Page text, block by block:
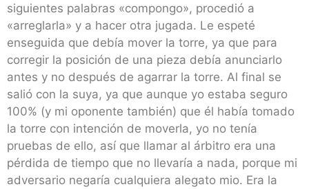
siguientes palabras «compongo», procedió a
«arreglarla» y a hacer otra jugada. Le espeté
enseguida que debía mover la torre, ya que para
corregir la posición de una pieza debía anunciarlo
antes y no después de agarrar la torre. Al final se
salió con la suya, ya que aunque yo estaba seguro
100% (y mi oponente también) que él había tomado
la torre con intención de moverla, yo no tenía
pruebas de ello, así que llamar al árbitro era una
pérdida de tiempo que no llevaría a nada, porque mi
adversario negaría cualquiera alegato mio. Era la